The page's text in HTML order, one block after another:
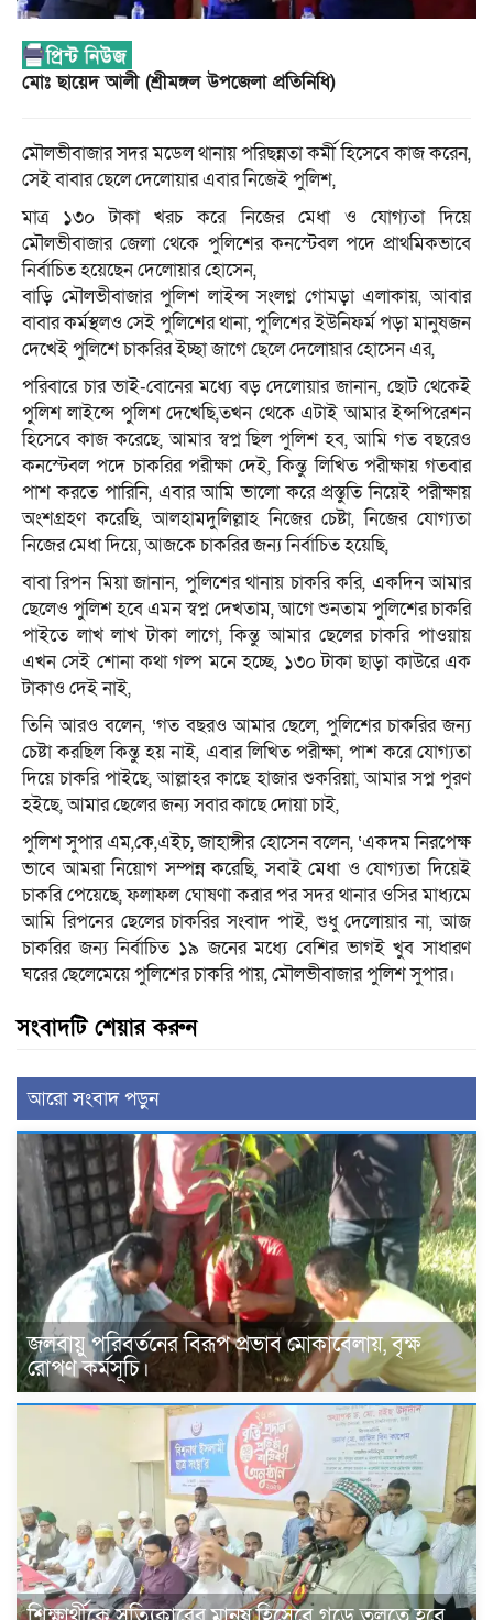
মোঃ ছায়েদ আলী (শ্রীমঙ্গল উপজেলা প্রতিনিধি)
মৌলভীবাজার সদর মডেল থানায় পরিছন্নতা কর্মী হিসেবে কাজ করেন,
সেই বাবার ছেলে দেলোয়ার এবার নিজেই পুলিশ,
মাত্র ১৩০ টাকা খরচ করে নিজের মেধা ও যোগ্যতা দিয়ে
মৌলভীবাজার জেলা থেকে পুলিশের কনস্টেবল পদে প্রাথমিকভাবে
নির্বাচিত হয়েছেন দেলোয়ার হোসেন,
বাড়ি মৌলভীবাজার পুলিশ লাইন্স সংলগ্ন গোমড়া এলাকায়, আবার
বাবার কর্মস্থলও সেই পুলিশের থানা, পুলিশের ইউনিফর্ম পড়া মানুষজন
দেখেই পুলিশে চাকরির ইচ্ছা জাগে ছেলে দেলোয়ার হোসেন এর,
পরিবারে চার ভাই-বোনের মধ্যে বড় দেলোয়ার জানান, ছোট থেকেই
পুলিশ লাইন্সে পুলিশ দেখেছি,তখন থেকে এটাই আমার ইন্সপিরেশন
হিসেবে কাজ করেছে, আমার স্বপ্ন ছিল পুলিশ হব, আমি গত বছরেও
কনস্টেবল পদে চাকরির পরীক্ষা দেই, কিন্তু লিখিত পরীক্ষায় গতবার
পাশ করতে পারিনি, এবার আমি ভালো করে প্রস্তুতি নিয়েই পরীক্ষায়
অংশগ্রহণ করেছি, আলহামদুলিল্লাহ নিজের চেষ্টা, নিজের যোগ্যতা
নিজের মেধা দিয়ে, আজকে চাকরির জন্য নির্বাচিত হয়েছি,
বাবা রিপন মিয়া জানান, পুলিশের থানায় চাকরি করি, একদিন আমার
ছেলেও পুলিশ হবে এমন স্বপ্ন দেখতাম, আগে শুনতাম পুলিশের চাকরি
পাইতে লাখ লাখ টাকা লাগে, কিন্তু আমার ছেলের চাকরি পাওয়ায়
এখন সেই শোনা কথা গল্প মনে হচ্ছে, ১৩০ টাকা ছাড়া কাউরে এক
টাকাও দেই নাই,
তিনি আরও বলেন, ‘গত বছরও আমার ছেলে, পুলিশের চাকরির জন্য
চেষ্টা করছিল কিন্তু হয় নাই, এবার লিখিত পরীক্ষা, পাশ করে যোগ্যতা
দিয়ে চাকরি পাইছে, আল্লাহর কাছে হাজার শুকরিয়া, আমার সপ্ন পুরণ
হইছে, আমার ছেলের জন্য সবার কাছে দোয়া চাই,
পুলিশ সুপার এম,কে,এইচ, জাহাঙ্গীর হোসেন বলেন, ‘একদম নিরপেক্ষ
ভাবে আমরা নিয়োগ সম্পন্ন করেছি, সবাই মেধা ও যোগ্যতা দিয়েই
চাকরি পেয়েছে, ফলাফল ঘোষণা করার পর সদর থানার ওসির মাধ্যমে
আমি রিপনের ছেলের চাকরির সংবাদ পাই, শুধু দেলোয়ার না, আজ
চাকরির জন্য নির্বাচিত ১৯ জনের মধ্যে বেশির ভাগই খুব সাধারণ
ঘরের ছেলেমেয়ে পুলিশের চাকরি পায়, মৌলভীবাজার পুলিশ সুপার।
সংবাদটি শেয়ার করুন
আরো সংবাদ পড়ুন
জলবায়ু পরিবর্তনের বিরূপ প্রভাব মোকাবেলায়, বৃক্ষ
রোপণ কর্মসূচি।